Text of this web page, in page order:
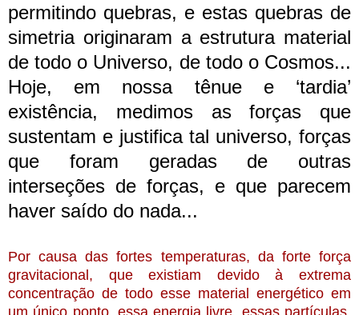
permitindo quebras, e estas quebras de
simetria originaram a estrutura material
de todo o Universo, de todo o Cosmos...
Hoje, em nossa tênue e ‘tardia’
existência, medimos as forças que
sustentam e justifica tal universo, forças
que foram geradas de outras
interseções de forças, e que parecem
haver saído do nada...
Por causa das fortes temperaturas, da forte força
gravitacional, que existiam devido à extrema
concentração de todo esse material energético em
um único ponto, essa energia livre, essas partículas,